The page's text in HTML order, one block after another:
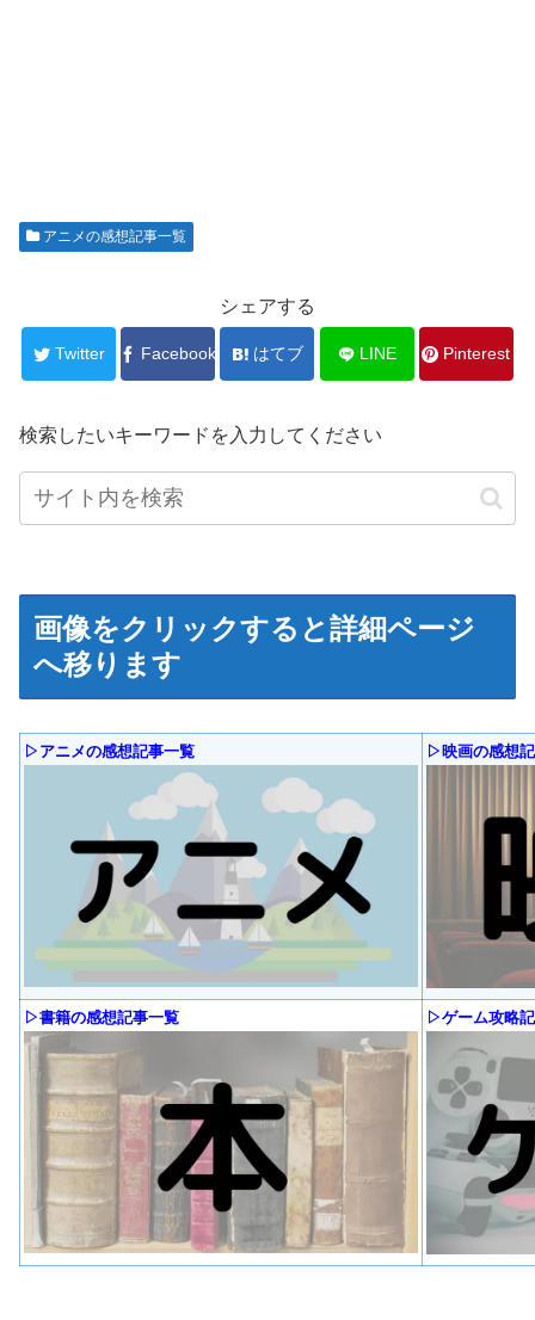
アニメの感想記事一覧
シェアする
Twitter Facebook はてブ LINE Pinterest
検索したいキーワードを入力してください
画像をクリックすると詳細ページ
へ移ります
▷アニメの感想記事一覧 ▷映画の感想
▷書籍の感想記事一覧 ▷ゲーム攻略